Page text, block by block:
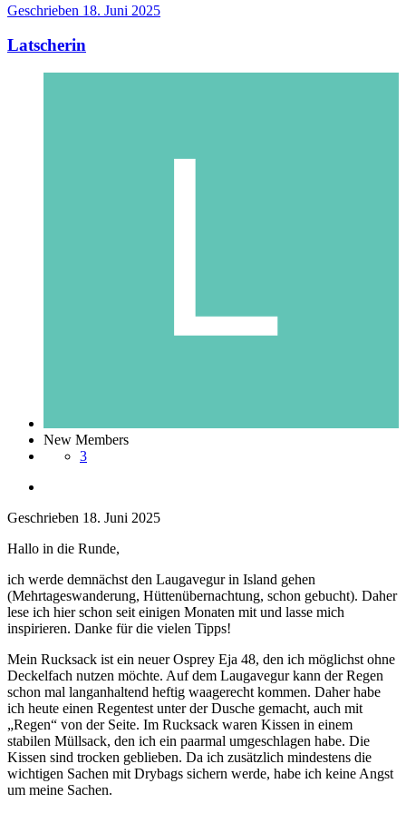
Geschrieben 18. Juni 2025
Latscherin
New Members
3
Geschrieben 18. Juni 2025
Hallo in die Runde,
ich werde demnächst den Laugavegur in Island gehen
(Mehrtageswanderung, Hüttenübernachtung, schon gebucht). Daher
lese ich hier schon seit einigen Monaten mit und lasse mich
inspirieren. Danke für die vielen Tipps!
Mein Rucksack ist ein neuer Osprey Eja 48, den ich möglichst ohne
Deckelfach nutzen möchte. Auf dem Laugavegur kann der Regen
schon mal langanhaltend heftig waagerecht kommen. Daher habe
ich heute einen Regentest unter der Dusche gemacht, auch mit
„Regen“ von der Seite. Im Rucksack waren Kissen in einem
stabilen Müllsack, den ich ein paarmal umgeschlagen habe. Die
Kissen sind trocken geblieben. Da ich zusätzlich mindestens die
wichtigen Sachen mit Drybags sichern werde, habe ich keine Angst
um meine Sachen.